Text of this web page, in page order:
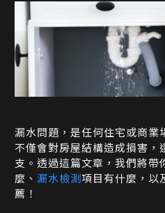
漏水問題，是任何住宅或商業
不僅會對房屋結構造成損害，
支。透過這篇文章，我們將帶
麼、漏水檢測項目有什麼，以
薦！